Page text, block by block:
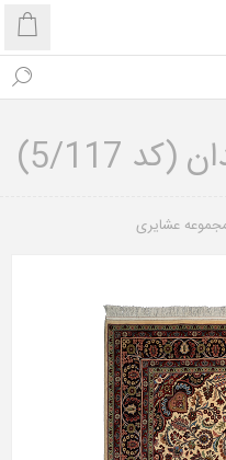
5/117)
عشایری